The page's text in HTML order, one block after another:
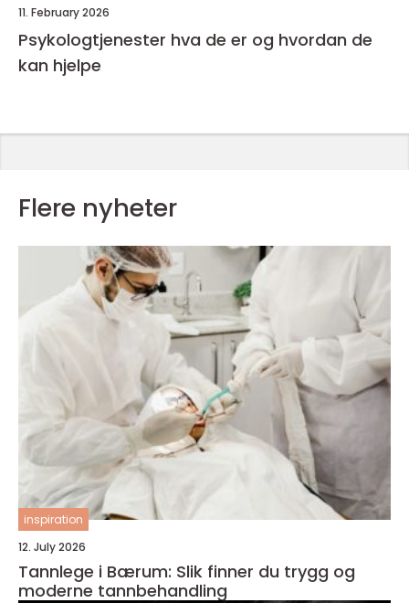
11. February 2026
Psykologtjenester hva de er og hvordan de
kan hjelpe
Flere nyheter
inspiration
12. July 2026
Tannlege i Bærum: Slik finner du trygg og
moderne tannbehandling